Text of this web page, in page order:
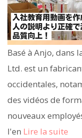
Basé à Anjo, dans
Ltd. est un
occidentales,
des vidéos de
nouveaux
l'en Lire la suite